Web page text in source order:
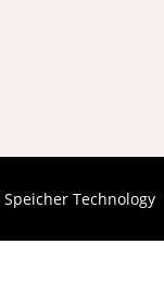
Speicher Technology